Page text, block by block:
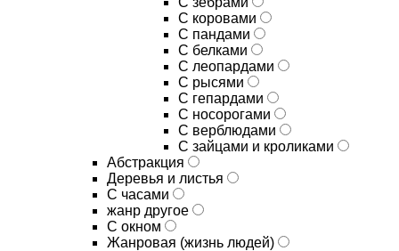
С коровами
С пандами
С белками
С леопардами
С рысями
С гепардами
С носорогами
С верблюдами
С зайцами и кроликами
Абстракция
Деревья и листья
С часами
жанр другое
С окном
Жанровая (жизнь людей)